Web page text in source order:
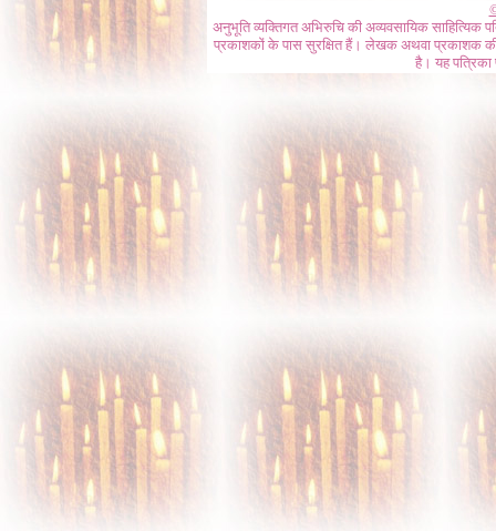
अनुभूति व्यक्तिगत अभिरुचि की अव्यवसायिक
प्रकाशकों के पास सुरक्षित हैं। लेखक अथवा प्रकाशक की
है। यह पत्रिका